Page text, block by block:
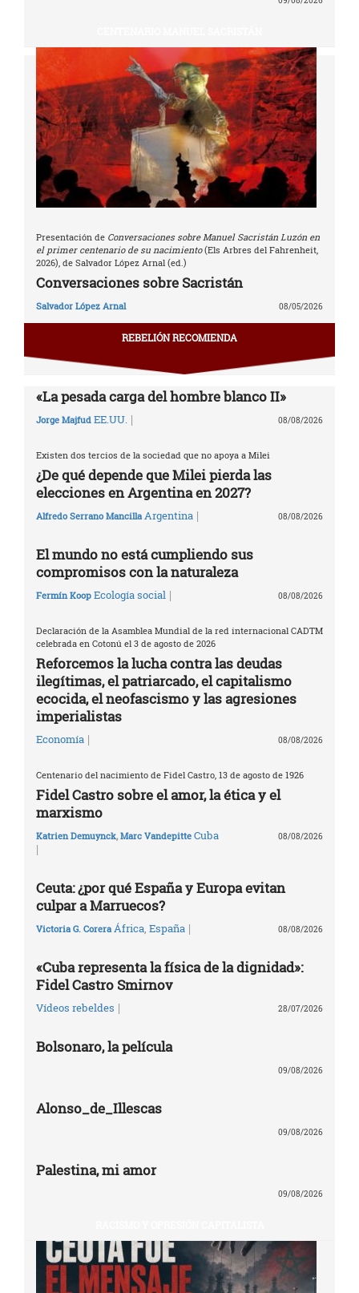
Presentación de Conversaciones sobre Manuel Sacristán Luzón en
el primer centenario de su nacimiento(Els Arbres del Fahrenheit,
2026), de Salvador López Arnal (ed.)
Conversaciones sobre Sacristán
Salvador López Arnal 08/05/2026
REBELIÓN RECOMIENDA
«La pesada carga del hombre blanco II»
Jorge Majfud EE.UU. | 08/08/2026
Existen dos tercios de la sociedad que no apoya a Milei
¿De qué depende que Milei pierda las
elecciones en Argentina en 2027?
Alfredo Serrano Mancilla Argentina | 08/08/2026
El mundo no está cumpliendo sus
compromisos con la naturaleza
Fermín Koop Ecología social | 08/08/2026
Declaración de la Asamblea Mundial de la red internacional CADTM
celebrada en Cotonú el 3 de agosto de 2026
Reforcemos la lucha contra las deudas
ilegítimas, el patriarcado, el capitalismo
ecocida, el neofascismo y las agresiones
imperialistas
Economía | 08/08/2026
Centenario del nacimiento de Fidel Castro, 13 de agosto de 1926
Fidel Castro sobre el amor, la ética y el
marxismo
Katrien Demuynck, Marc Vandepitte Cuba
|
08/08/2026
Ceuta: ¿por qué España y Europa evitan
culpar a Marruecos?
Victoria G. Corera África, España | 08/08/2026
«Cuba representa la física de la dignidad»:
Fidel Castro Smirnov
Vídeos rebeldes | 28/07/2026
Bolsonaro, la película
09/08/2026
Alonso_de_Illescas
09/08/2026
Palestina, mi amor
09/08/2026